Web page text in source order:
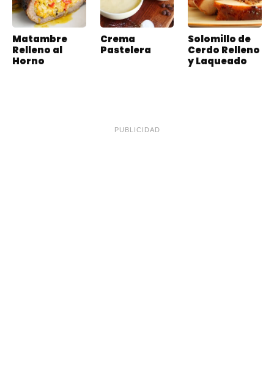
Matambre
Relleno al
Horno
Crema
Pastelera
Solomillo de
Cerdo Relleno
y Laqueado
PUBLICIDAD